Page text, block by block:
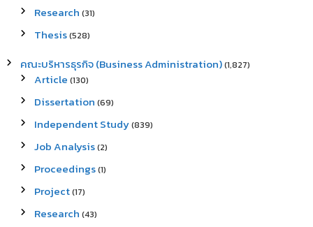
Research (31)
Thesis(528)
คณะบริหารธุรกิจ (Business Administration)(1,827)
Article (130)
Dissertation (69)
Independent Study(839)
Job Analysis(2)
Proceedings(1)
Project(17)
Research (43)